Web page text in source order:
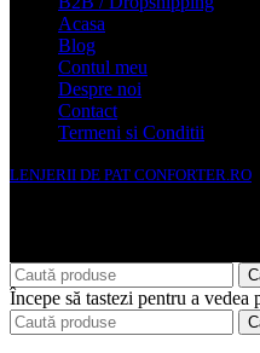
Acasa
Blog
Contul meu
Despre noi
Contact
Termeni si Conditii
LENJERII DE PAT CONFORTER.RO
Începe să tastezi pentru a vedea